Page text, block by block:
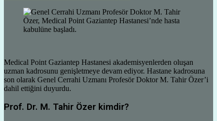
Medical Point Gaziantep Hastanesi akademisyenlerden oluşan
uzman kadrosunu genişletmeye devam ediyor. Hastane kadrosuna
son olarak Genel Cerrahi Uzmanı Profesör Doktor M. Tahir Özer’i
dahil ettiğini duyurdu.
Prof. Dr. M. Tahir Özer kimdir?